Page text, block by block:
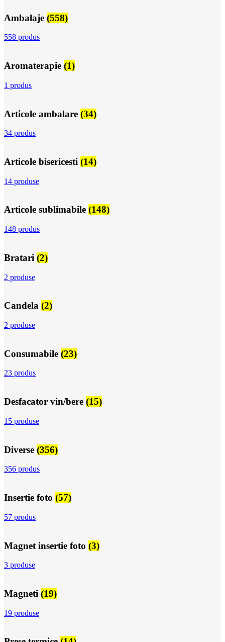
Ambalaje (558)
558 produs
Aromaterapie (1)
1 produs
Articole ambalare (34)
34 produs
Articole bisericesti (14)
14 produse
Articole sublimabile (148)
148 produs
Bratari (2)
2 produse
Candela (2)
2 produse
Consumabile (23)
23 produs
Desfacator vin/bere (15)
15 produse
Diverse (356)
356 produs
Insertie foto (57)
57 produs
Magnet insertie foto (3)
3 produse
Magneti (19)
19 produse